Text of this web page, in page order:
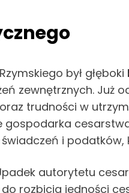
był głęboki
Już
trudności w
gospodarka
i podatków,
autorytetu
rozbicia jedności